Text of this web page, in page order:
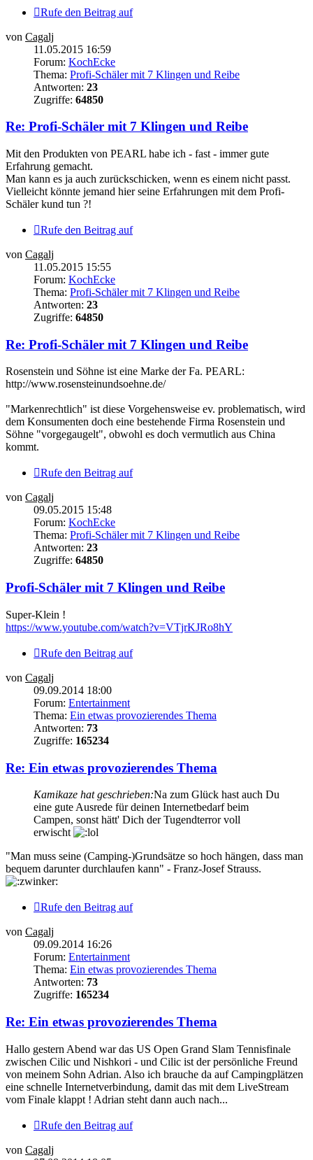
Rufe den Beitrag auf
von Cagalj
11.05.2015 16:59
Forum: KochEcke
Thema: Profi-Schäler mit 7 Klingen und Reibe
Antworten: 23
Zugriffe: 64850
Re: Profi-Schäler mit 7 Klingen und Reibe
Mit den Produkten von PEARL habe ich - fast - immer gute
Erfahrung gemacht.
Man kann es ja auch zurückschicken, wenn es einem nicht passt.
Vielleicht könnte jemand hier seine Erfahrungen mit dem Profi-
Schäler kund tun ?!
Rufe den Beitrag auf
von Cagalj
11.05.2015 15:55
Forum: KochEcke
Thema: Profi-Schäler mit 7 Klingen und Reibe
Antworten: 23
Zugriffe: 64850
Re: Profi-Schäler mit 7 Klingen und Reibe
Rosenstein und Söhne ist eine Marke der Fa. PEARL:
http://www.rosensteinundsoehne.de/
"Markenrechtlich" ist diese Vorgehensweise ev. problematisch, wird
dem Konsumenten doch eine bestehende Firma Rosenstein und
Söhne "vorgegaugelt", obwohl es doch vermutlich aus China
kommt.
Rufe den Beitrag auf
von Cagalj
09.05.2015 15:48
Forum: KochEcke
Thema: Profi-Schäler mit 7 Klingen und Reibe
Antworten: 23
Zugriffe: 64850
Profi-Schäler mit 7 Klingen und Reibe
Super-Klein !
https://www.youtube.com/watch?v=VTjrKJRo8hY
Rufe den Beitrag auf
von Cagalj
09.09.2014 18:00
Forum: Entertainment
Thema: Ein etwas provozierendes Thema
Antworten: 73
Zugriffe: 165234
Re: Ein etwas provozierendes Thema
Kamikaze hat geschrieben:Na zum Glück hast auch Du
eine gute Ausrede für deinen Internetbedarf beim
Campen, sonst hätt' Dich der Tugendterror voll
erwischt
"Man muss seine (Camping-)Grundsätze so hoch hängen, dass man
bequem darunter durchlaufen kann" - Franz-Josef Strauss.
Rufe den Beitrag auf
von Cagalj
09.09.2014 16:26
Forum: Entertainment
Thema: Ein etwas provozierendes Thema
Antworten: 73
Zugriffe: 165234
Re: Ein etwas provozierendes Thema
Hallo gestern Abend war das US Open Grand Slam Tennisfinale
zwischen Cilic und Nishkori - und Cilic ist der persönliche Freund
von meinem Sohn Adrian. Also ich brauche da auf Campingplätzen
eine schnelle Internetverbindung, damit das mit dem LiveStream
vom Finale klappt ! Adrian steht dann auch nach...
Rufe den Beitrag auf
von Cagalj